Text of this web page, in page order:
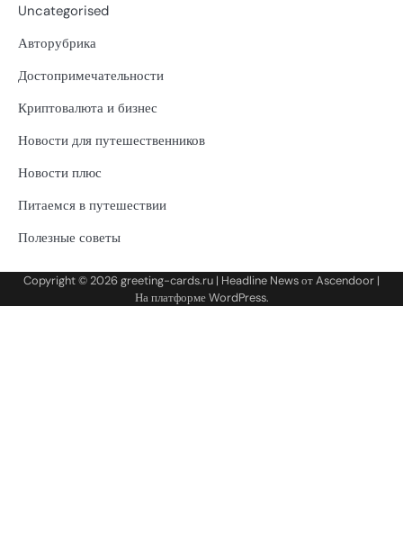
Uncategorised
Авторубрика
Достопримечательности
Криптовалюта и бизнес
Новости для путешественников
Новости плюс
Питаемся в путешествии
Полезные советы
Copyright © 2026greeting-cards.ru | Headline News отAscendoor |
На платформеWordPress.